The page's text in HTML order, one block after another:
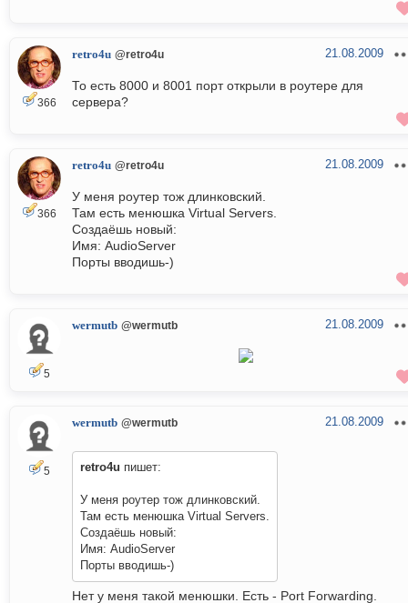
366
retro4u @retro4u 21.08.2009
То есть 8000 и 8001 порт открыли в роутере для
сервера?
366
retro4u @retro4u 21.08.2009
У меня роутер тож длинковский.
Там есть менюшка Virtual Servers.
Создаёшь новый:
Имя: AudioServer
Порты вводишь-)
5
wermutb @wermutb 21.08.2009
5
wermutb @wermutb 21.08.2009
retro4u пишет:
У меня роутер тож длинковский.
Там есть менюшка Virtual Servers.
Создаёшь новый:
Имя: AudioServer
Порты вводишь-)
Нет у меня такой менюшки. Есть - Port Forwarding.